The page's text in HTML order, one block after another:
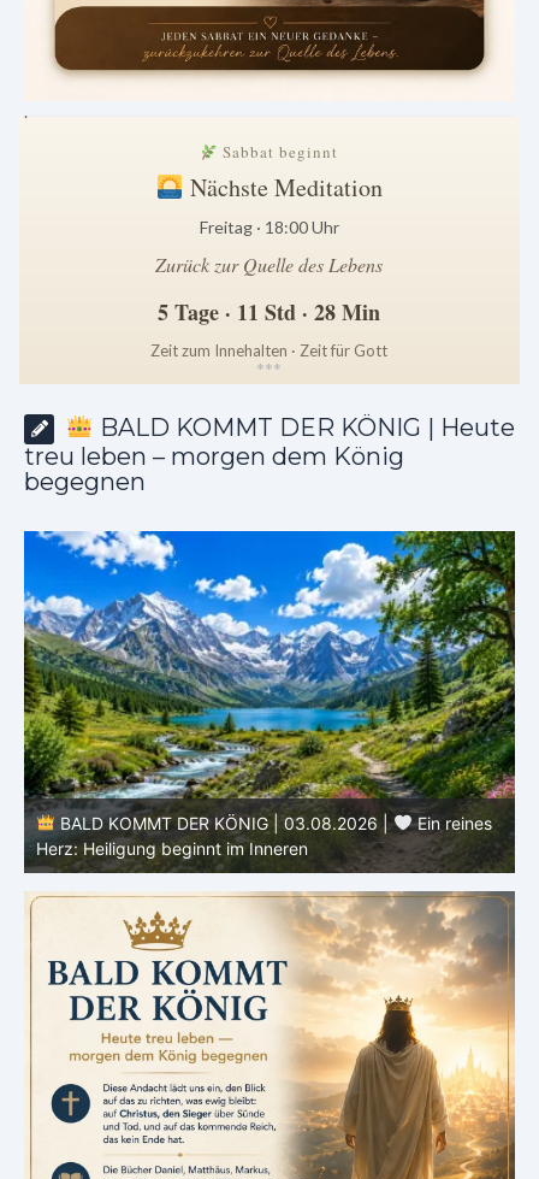
.
Sabbat beginnt
Nächste Meditation
Freitag · 18:00 Uhr
Zurück zur Quelle des Lebens
5 Tage · 11 Std · 28 Min
Zeit zum Innehalten · Zeit für Gott
***
BALD KOMMT DER KÖNIG | Heute
treu leben – morgen dem König
begegnen
BALD KOMMT DER KÖNIG | 02.08.2026 |
Christus
ähnlicher werden: Verwandlung von innen heraus